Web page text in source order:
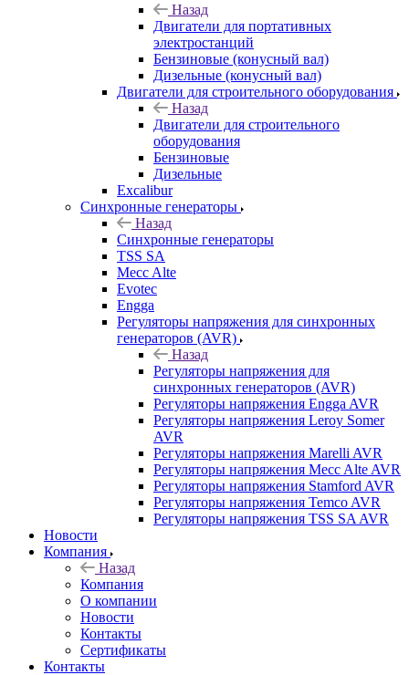
Назад
Двигатели для портативных
электростанций
Бензиновые (конусный вал)
Дизельные (конусный вал)
Двигатели для строительного оборудования
Назад
Двигатели для строительного
оборудования
Бензиновые
Дизельные
Excalibur
Синхронные генераторы
Назад
Синхронные генераторы
TSS SA
Mecc Alte
Evotec
Engga
Регуляторы напряжения для синхронных
генераторов (AVR)
Назад
Регуляторы напряжения для
синхронных генераторов (AVR)
Регуляторы напряжения Engga AVR
Регуляторы напряжения Leroy Somer
AVR
Регуляторы напряжения Marelli AVR
Регуляторы напряжения Mecc Alte AVR
Регуляторы напряжения Stamford AVR
Регуляторы напряжения Temco AVR
Регуляторы напряжения TSS SA AVR
Новости
Компания
Назад
Компания
О компании
Новости
Контакты
Сертификаты
Контакты